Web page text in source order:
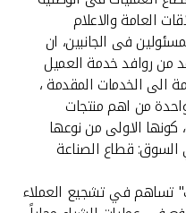
العامة والاعلام
فى الجانبين، ان
من روافد خدمة العميل
الخدمات المقدمة ،
من اهم منتجات
كونها الاولى من نوعها
قطاع الصناعة
تساهم في تشجيع العملاء